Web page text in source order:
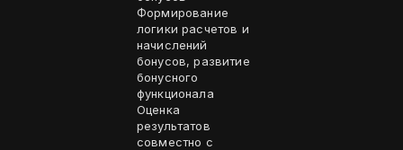
Формирование
логики расчетов и
начислений
бонусов, развитие
бонусного
функционала
Оценка
результатов
совместно с